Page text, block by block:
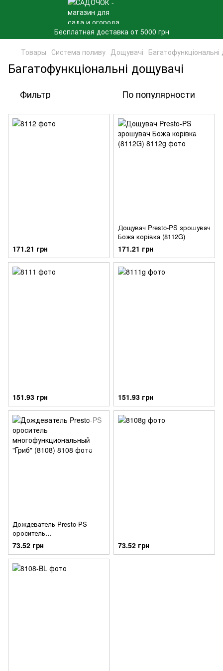
Бесплатная доставка от 5000 грн
Товары Система поливу Дощувачі
Багатофункціональні дощувачі
Фильтр По популярности
171.21 грн
Дощувач Presto-PS зрошувач
Божа корівка (8112G)
171.21 грн
151.93 грн 151.93 грн
Дождеватель Presto-PS
ороситель
многофункциональный "Гриб"
(8108)
73.52 грн 73.52 грн